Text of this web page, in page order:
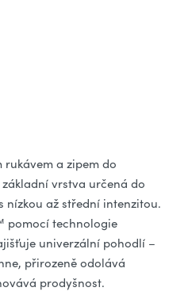
a zipem do
vrstva určená do
až střední intenzitou.
pomocí technologie
univerzální pohodlí –
přirozeně odolává
prodyšnost.